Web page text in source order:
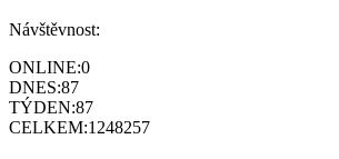
Návštěvnost:
ONLINE:0
DNES:87
TÝDEN:87
CELKEM:1248257